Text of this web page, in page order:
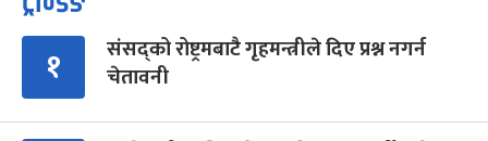
१
संसद्को रोष्ट्रमबाटै गृहमन्त्रीले दिए प्रश्न नगर्न
चेतावनी